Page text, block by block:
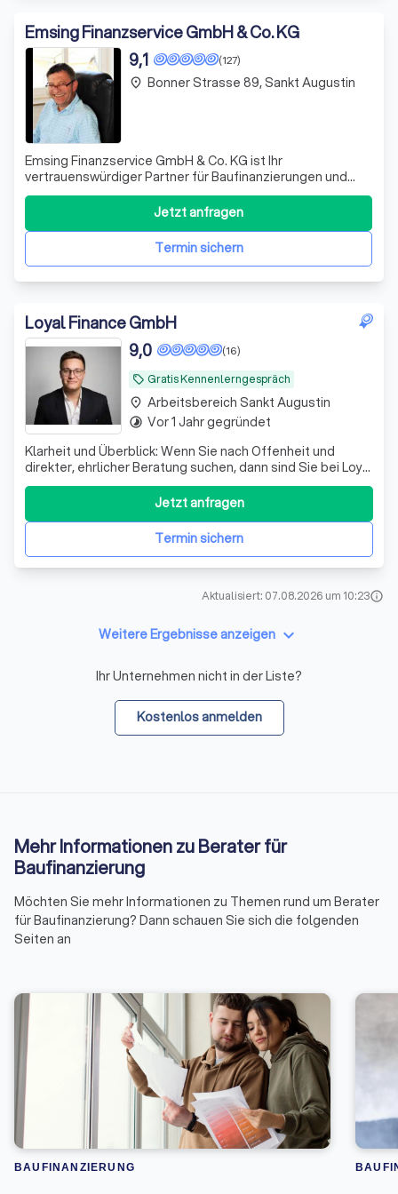
Emsing Finanzservice GmbH & Co. KG
(127)
9,1
Emsing Finanzservice GmbH & Co. KG ist Ihr
vertrauenswürdiger Partner für Baufinanzierungen und
Immobilieninvestitionen. Mit langjähriger Erfahrung und
umfassendem Marktüberblick begleiten wir Sie individuell
und langfristig auf Ihrem Weg zur eigenen Immobilie. Von
der ersten Orientierung über die v
Termin sichern
Jetzt anfragen
place Bonner Strasse 89, Sankt Augustin
Loyal Finance GmbH
local_offer Gratis Kennenlerngespräch
(16)
9,0
Klarheit und Überblick: Wenn Sie nach Offenheit und
direkter, ehrlicher Beratung suchen, dann sind Sie bei Loyal
Finance richtig.
Termin sichern
Jetzt anfragen
place Arbeitsbereich Sankt Augustin
timelapse Vor 1 Jahr gegründet
Aktualisiert: 07.08.2026 um 10:23info
Weitere Ergebnisse anzeigen keyboard_arrow_down
Ihr Unternehmen nicht in der Liste?
Kostenlos anmelden
Mehr Informationen zu Berater für
Baufinanzierung
Möchten Sie mehr Informationen zu Themen rund um Berater
für Baufinanzierung? Dann schauen Sie sich die folgenden
Seiten an
BAUFINANZIERUNG